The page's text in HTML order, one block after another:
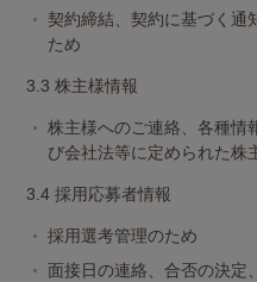
契約締結、契約に基づく通
ため
3.3 株主様情報
株主様へのご連絡、各種情
び会社法等に定められた株
3.4 採用応募者情報
採用選考管理のため
面接日の連絡、合否の決定